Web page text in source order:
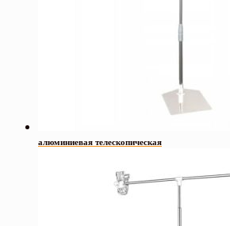
алюминиевая телескопическая